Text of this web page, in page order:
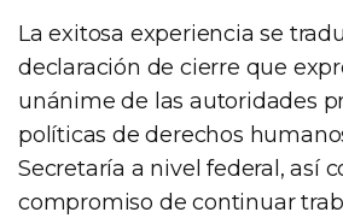
La exitosa experiencia se
declaración de cierre que
unánime de las autoridades
políticas de derechos
Secretaría a nivel federal, así
compromiso de continuar